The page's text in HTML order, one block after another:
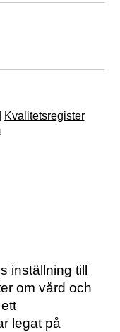
Kvalitetsregister
inställning till
om vård och
legat på